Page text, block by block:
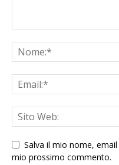
Salva il mio nome,
mio prossimo commento.